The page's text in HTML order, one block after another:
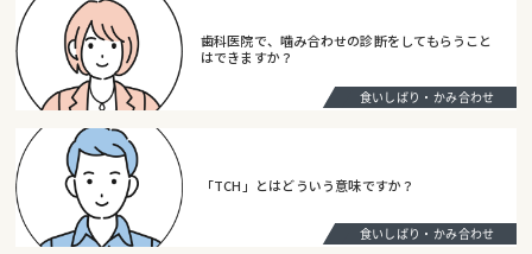
歯科医院で、噛み合わせの診断をしてもらうこと
はできますか？
食いしばり・かみ合わせ
「TCH」とはどういう意味ですか？
食いしばり・かみ合わせ